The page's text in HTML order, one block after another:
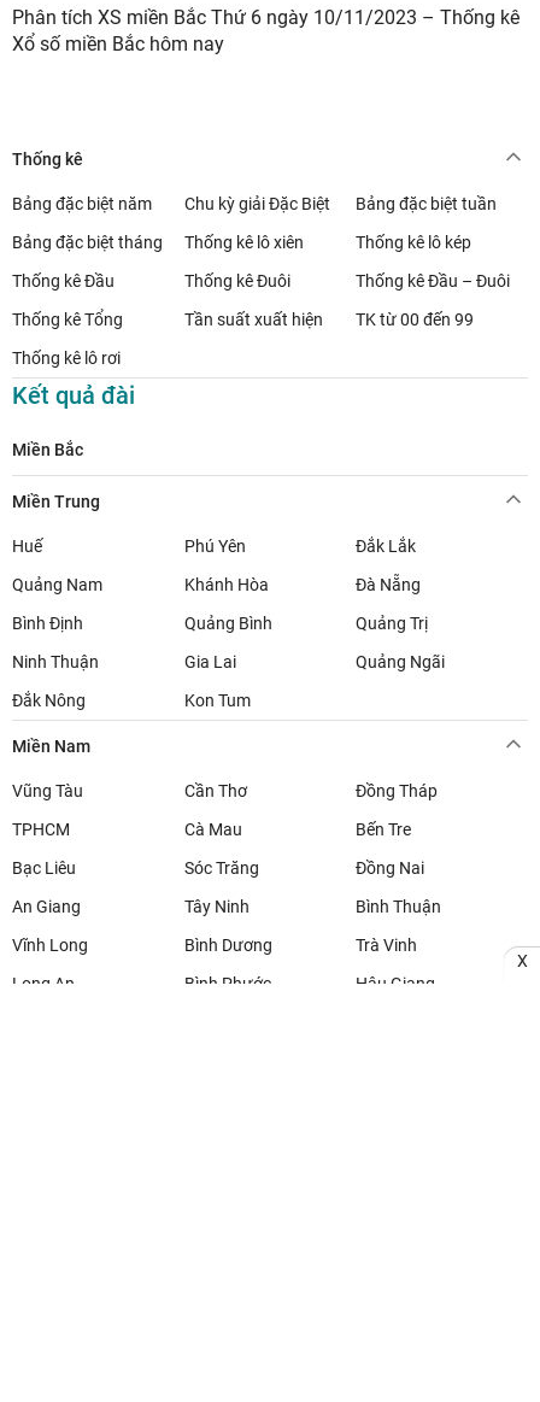
Phân tích XS miền Bắc Thứ 6 ngày 10/11/2023 – Thống kê
Xổ số miền Bắc hôm nay
Thống kê
Bảng đặc biệt năm Chu kỳ giải Đặc Biệt
Bảng đặc biệt tuần
Bảng đặc biệt tháng
Thống kê lô xiên
Thống kê lô kép
Thống kê Đầu
Thống kê Đuôi
Thống kê Đầu – Đuôi
Thống kê Tổng
Tần suất xuất hiện
TK từ 00 đến 99
Thống kê lô rơi
Kết quả đài
Miền Bắc
Miền Trung
Huế Phú Yên
Đắk Lắk
Quảng Nam
Khánh Hòa
Đà Nẵng
Bình Định
Quảng Bình
Quảng Trị
Ninh Thuận
Gia Lai
Quảng Ngãi
Đắk Nông
Kon Tum
Miền Nam
Vũng Tàu Cần Thơ
Đồng Tháp
TPHCM
Cà Mau
Bến Tre
Bạc Liêu
Sóc Trăng
Đồng Nai
An Giang
Tây Ninh
Bình Thuận
Vĩnh Long
Bình Dương
Trà Vinh
Long An
Bình Phước
Hậu Giang
X